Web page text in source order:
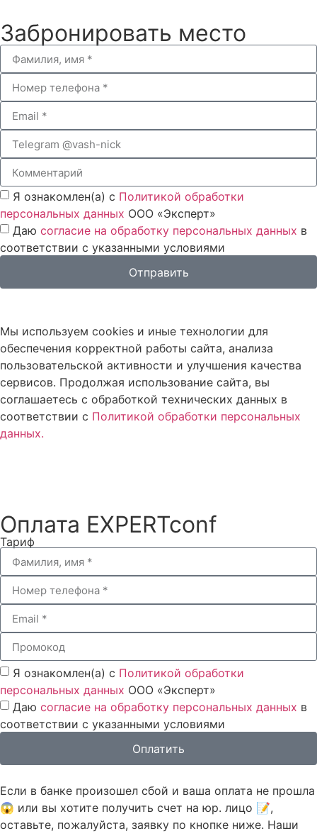
Забронировать место
Я ознакомлен(а) с Политикой обработки
персональных данных ООО «Эксперт»
Даю согласие на обработку персональных данных в
соответствии с указанными условиями
Отправить
Мы используем cookies и иные технологии для
обеспечения корректной работы сайта, анализа
пользовательской активности и улучшения качества
сервисов. Продолжая использование сайта, вы
соглашаетесь с обработкой технических данных в
соответствии с Политикой обработки персональных
данных.
Оплата EXPERTconf
Тариф
Я ознакомлен(а) с Политикой обработки
персональных данных ООО «Эксперт»
Даю согласие на обработку персональных данных в
соответствии с указанными условиями
Оплатить
Если в банке произошел сбой и ваша оплата не прошла
😱 или вы хотите получить счет на юр. лицо 📝,
оставьте, пожалуйста, заявку по кнопке ниже. Наши